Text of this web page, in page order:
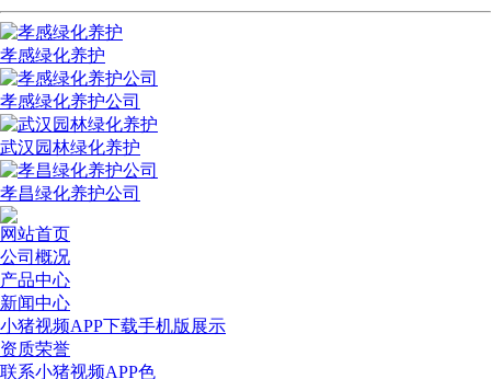
孝感绿化养护
孝感绿化养护公司
武汉园林绿化养护
孝昌绿化养护公司
网站首页
公司概况
产品中心
新闻中心
小猪视频APP下载手机版展示
资质荣誉
联系小猪视频APP色